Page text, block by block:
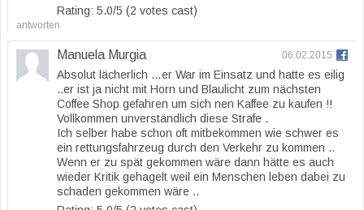
Rating: 5.0/5 (2 votes cast)
antworten
Manuela Murgia 06.02.2015
Absolut lächerlich …er War im Einsatz und hatte es eilig
..er ist ja nicht mit Horn und Blaulicht zum nächsten
Coffee Shop gefahren um sich nen Kaffee zu kaufen !!
Vollkommen unverständlich diese Strafe .
Ich selber habe schon oft mitbekommen wie schwer es
ein rettungsfahrzeug durch den Verkehr zu kommen ..
Wenn er zu spät gekommen wäre dann hätte es auch
wieder Kritik gehagelt weil ein Menschen leben dabei zu
schaden gekommen wäre ..